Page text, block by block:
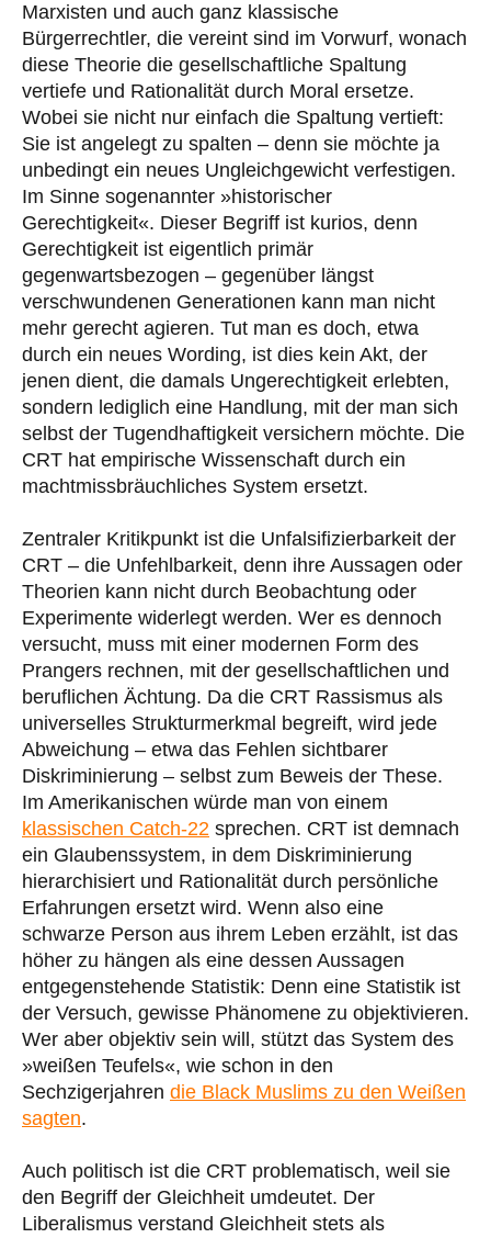
Marxisten und auch ganz klassische
Bürgerrechtler, die vereint sind im Vorwurf, wonach
diese Theorie die gesellschaftliche Spaltung
vertiefe und Rationalität durch Moral ersetze.
Wobei sie nicht nur einfach die Spaltung vertieft:
Sie ist angelegt zu spalten – denn sie möchte ja
unbedingt ein neues Ungleichgewicht verfestigen.
Im Sinne sogenannter »historischer
Gerechtigkeit«. Dieser Begriff ist kurios, denn
Gerechtigkeit ist eigentlich primär
gegenwartsbezogen – gegenüber längst
verschwundenen Generationen kann man nicht
mehr gerecht agieren. Tut man es doch, etwa
durch ein neues Wording, ist dies kein Akt, der
jenen dient, die damals Ungerechtigkeit erlebten,
sondern lediglich eine Handlung, mit der man sich
selbst der Tugendhaftigkeit versichern möchte. Die
CRT hat empirische Wissenschaft durch ein
machtmissbräuchliches System ersetzt.
Zentraler Kritikpunkt ist die Unfalsifizierbarkeit der
CRT – die Unfehlbarkeit, denn ihre Aussagen oder
Theorien kann nicht durch Beobachtung oder
Experimente widerlegt werden. Wer es dennoch
versucht, muss mit einer modernen Form des
Prangers rechnen, mit der gesellschaftlichen und
beruflichen Ächtung. Da die CRT Rassismus als
universelles Strukturmerkmal begreift, wird jede
Abweichung – etwa das Fehlen sichtbarer
Diskriminierung – selbst zum Beweis der These.
Im Amerikanischen würde man von einem
klassischen Catch-22 sprechen. CRT ist demnach
ein Glaubenssystem, in dem Diskriminierung
hierarchisiert und Rationalität durch persönliche
Erfahrungen ersetzt wird. Wenn also eine
schwarze Person aus ihrem Leben erzählt, ist das
höher zu hängen als eine dessen Aussagen
entgegenstehende Statistik: Denn eine Statistik ist
der Versuch, gewisse Phänomene zu objektivieren.
Wer aber objektiv sein will, stützt das System des
»weißen Teufels«, wie schon in den
Sechzigerjahren die Black Muslims zu den Weißen
sagten.
Auch politisch ist die CRT problematisch, weil sie
den Begriff der Gleichheit umdeutet. Der
Liberalismus verstand Gleichheit stets als